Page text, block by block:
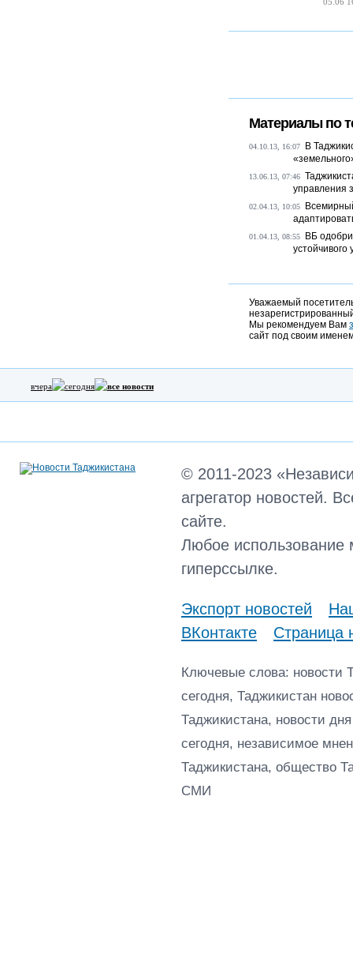
Материалы по
04.10.13, 16:07
В
13.06.13, 07:46
управления
02.04.13, 10:05
01.04.13, 08:55
ВБ
Уважаемый
Мы рекомендуем Вам
сайт под своим
вчера сегодня все новости
© 2011-2023
агрегатор новостей.
сайте.
Любое использование
гиперссылке.
Экспорт новостей
ВКонтакте
Страница
Ключевые слова: новости
сегодня, Таджикистан
Таджикистана, новости
сегодня, независимое
Таджикистана, общество
СМИ